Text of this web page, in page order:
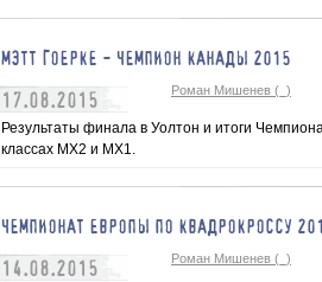
МЭТТ ГОЕРКЕ - ЧЕМПИОН КАНАДЫ 2015
17.08.2015 Роман Мишенев (_)
Результаты финала в Уолтон и итоги
классах МХ2 и МХ1.
ЧЕМПИОНАТ ЕВРОПЫ ПО КВАДРОКРОССУ
14.08.2015 Роман Мишенев (_)